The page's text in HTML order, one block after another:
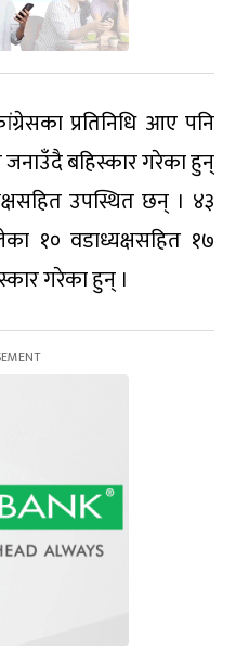
प्रतिनिधि आए पनि
बहिस्कार गरेका हुन्
उपस्थित छन् । ४३
१० वडाध्यक्षसहित १७
गरेका हुन् ।